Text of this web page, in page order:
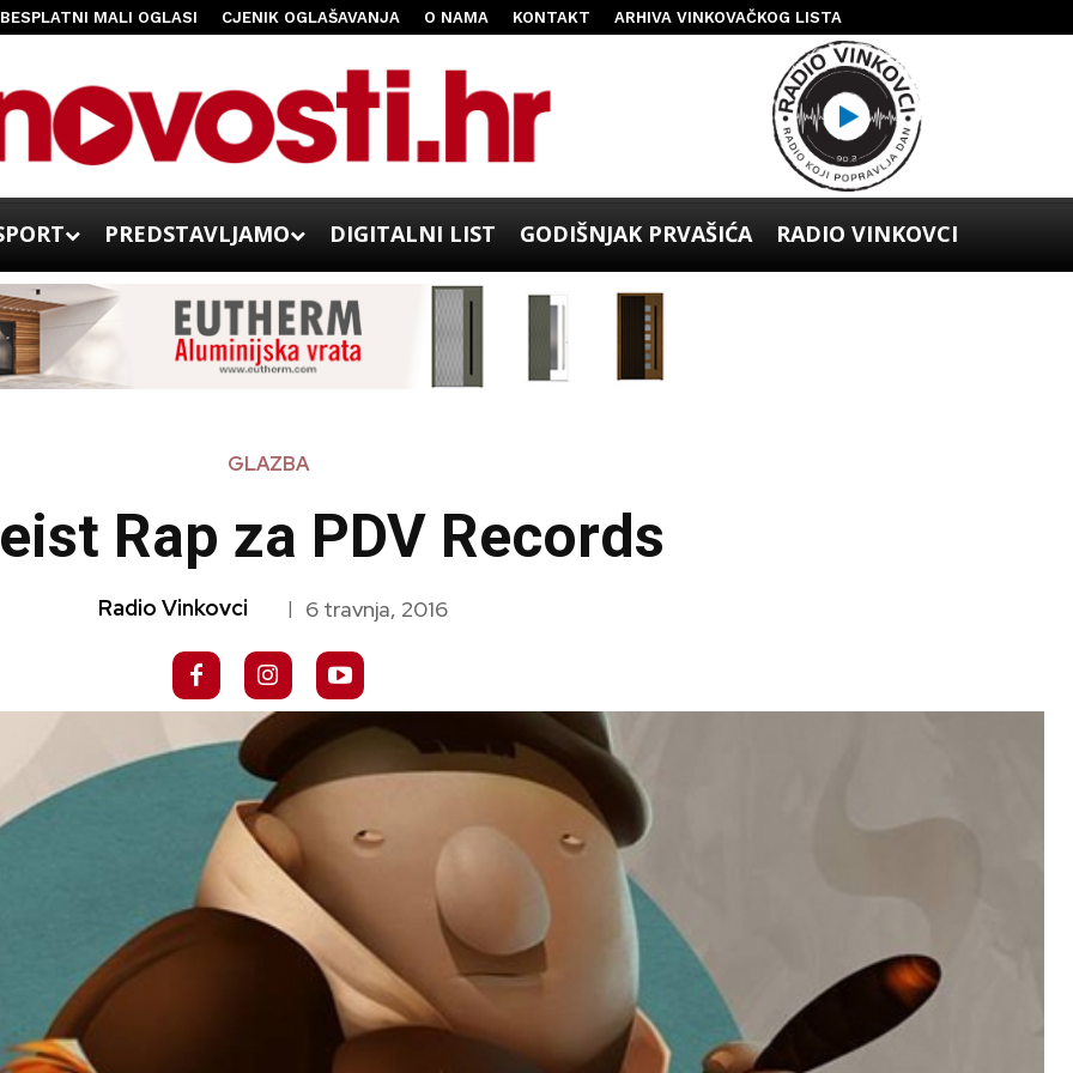
BESPLATNI MALI OGLASI CJENIK OGLAŠAVANJA O NAMA KONTAKT ARHIVA VINKOVAČKOG LISTA
PREDSTAVLJAMO DIGITALNI LIST GODIŠNJAK PRVAŠIĆA RADIO VINKOVCI
GLAZBA
Rap za PDV Records
Radio Vinkovci | 6 travnja, 2016